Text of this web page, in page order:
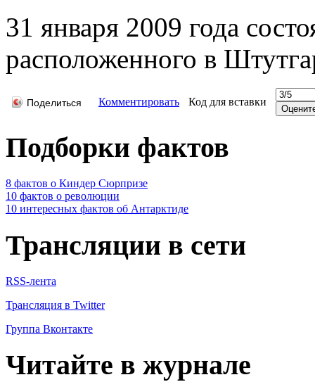
31 января 2009 года
расположенного в
Поделиться Комментировать Код для вставки
Подборки фактов
8 фактов о Киндер Сюрпризе
10 фактов о революции
10 интересных фактов об Антарктиде
Трансляции в сети
RSS-лента
Трансляция в Twitter
Группа Вконтакте
Читайте в журнале